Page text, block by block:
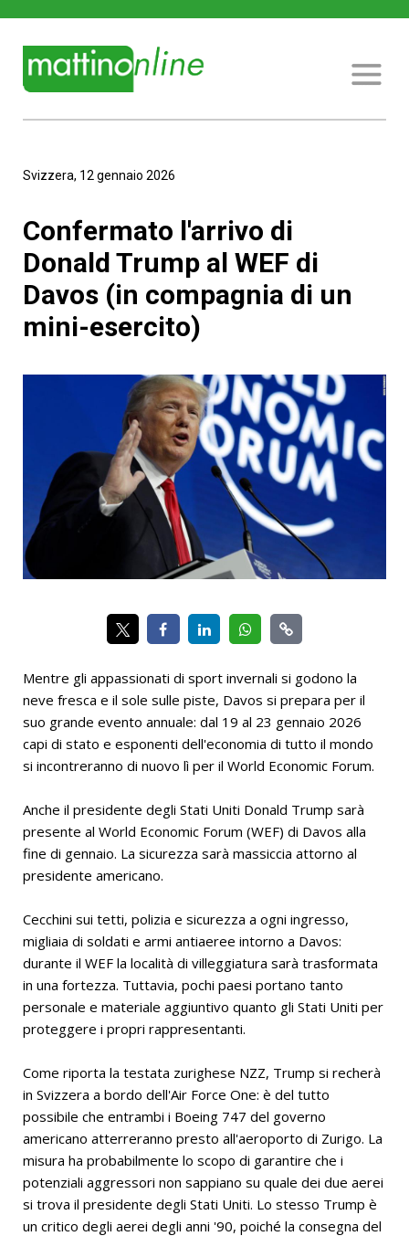
Svizzera, 12 gennaio 2026
Confermato l'arrivo di
Donald Trump al WEF di
Davos (in compagnia di un
mini-esercito)
Mentre gli appassionati di sport invernali si godono la
neve fresca e il sole sulle piste, Davos si prepara per il
suo grande evento annuale: dal 19 al 23 gennaio 2026
capi di stato e esponenti dell'economia di tutto il mondo
si incontreranno di nuovo lì per il World Economic Forum.
Anche il presidente degli Stati Uniti Donald Trump sarà
presente al World Economic Forum (WEF) di Davos alla
fine di gennaio. La sicurezza sarà massiccia attorno al
presidente americano.
Cecchini sui tetti, polizia e sicurezza a ogni ingresso,
migliaia di soldati e armi antiaeree intorno a Davos:
durante il WEF la località di villeggiatura sarà trasformata
in una fortezza. Tuttavia, pochi paesi portano tanto
personale e materiale aggiuntivo quanto gli Stati Uniti per
proteggere i propri rappresentanti.
Come riporta la testata zurighese NZZ, Trump si recherà
in Svizzera a bordo dell'Air Force One: è del tutto
possibile che entrambi i Boeing 747 del governo
americano atterreranno presto all'aeroporto di Zurigo. La
misura ha probabilmente lo scopo di garantire che i
potenziali aggressori non sappiano su quale dei due aerei
si trova il presidente degli Stati Uniti. Lo stesso Trump è
un critico degli aerei degli anni '90, poiché la consegna del